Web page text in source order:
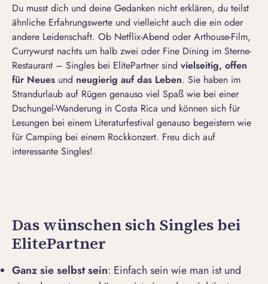
Du musst dich und deine Gedanken nicht erklären, du teilst
ähnliche Erfahrungswerte und vielleicht auch die ein oder
andere Leidenschaft. Ob Netflix-Abend oder Arthouse-Film,
Currywurst nachts um halb zwei oder Fine Dining im Sterne-
Restaurant – Singles bei ElitePartner sind vielseitig, offen
für Neues und neugierig auf das Leben. Sie haben im
Strandurlaub auf Rügen genauso viel Spaß wie bei einer
Dschungel-Wanderung in Costa Rica und können sich für
Lesungen bei einem Literaturfestival genauso begeistern wie
für Camping bei einem Rockkonzert. Freu dich auf
interessante Singles!
Das wünschen sich Singles bei
ElitePartner
Ganz sie selbst sein: Einfach sein wie man ist und